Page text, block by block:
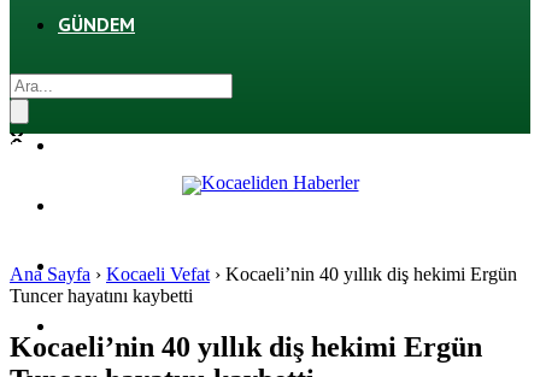
GÜNDEM
SPOR
Ana Sayfa › Kocaeli Vefat › Kocaeli’nin 40 yıllık diş hekimi Ergün
Tuncer hayatını kaybetti
Kocaeli’nin 40 yıllık diş hekimi Ergün